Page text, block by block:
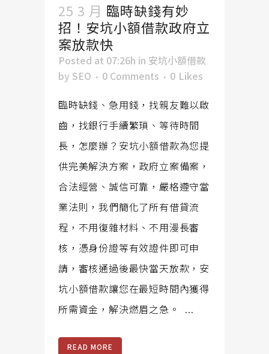
25 3 月 臨時缺錢有妙
招！安坑小額借款政府立
案放款快
Posted at 07:26h in 安坑小額借款
by SEO 0 Comments 0 Likes
臨時缺錢、急用錢，找親友難以啟
齒，找銀行手續繁瑣、等待時間
長，怎麼辦？安坑小額借款為您提
供完美解決方案，政府立案備案，
合法經營、誠信可靠，嚴格遵守當
業法則，我們簡化了所有借貸流
程，不用復雜材料、不用漫長審
核，憑身份證等有效證件即可申
請，審核通過後最快當天放款，安
坑小額借款讓您在最短時間內獲得
所需資金，解決燃眉之急。 ...
READ MORE